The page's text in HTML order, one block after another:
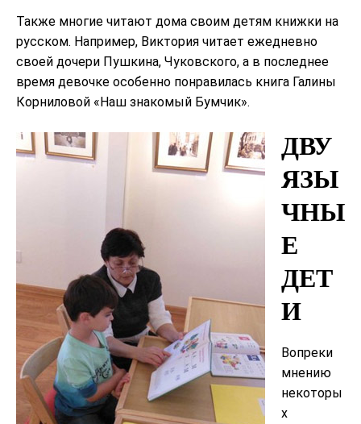
Также многие читают дома своим детям книжки на
русском. Например, Виктория читает ежедневно
своей дочери Пушкина, Чуковского, а в последнее
время девочке особенно понравилась книга Галины
Корниловой «Наш знакомый Бумчик».
ДВУ
ЯЗЫ
ЧНЫ
Е
ДЕТ
И
Вопреки
мнению
некоторы
х